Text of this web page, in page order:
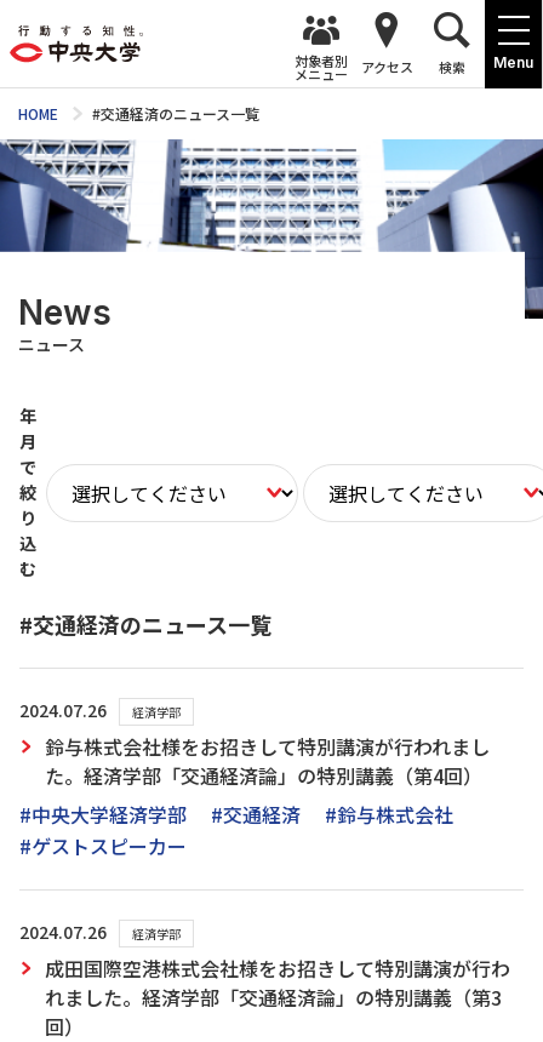
Menu
対象者別
メニュー アクセス 検索
HOME #交通経済のニュース一覧
News
ニュース
年
月
で
絞
り
込
む
#交通経済のニュース一覧
2024.07.26 経済学部
鈴与株式会社様をお招きして特別講演が行われまし
た。経済学部「交通経済論」の特別講義（第4回）
#中央大学経済学部
#交通経済
#鈴与株式会社
#ゲストスピーカー
2024.07.26 経済学部
成田国際空港株式会社様をお招きして特別講演が行わ
れました。経済学部「交通経済論」の特別講義（第3
回）